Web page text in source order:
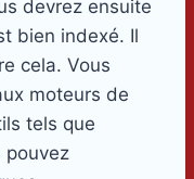
devrez ensuite
bien indexé. Il
cela. Vous
moteurs de
tels que
pouvez